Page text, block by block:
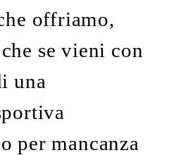
offriamo,
se vieni con
una
per mancanza